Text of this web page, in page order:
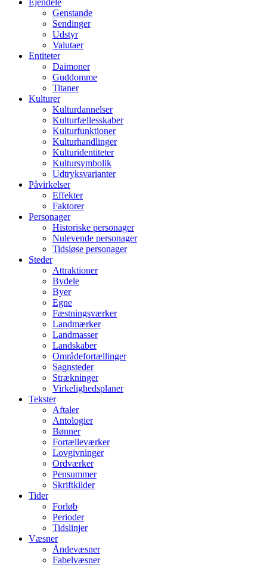
Ejendele
Genstande
Sendinger
Udstyr
Valutaer
Entiteter
Daimoner
Guddomme
Titaner
Kulturer
Kulturdannelser
Kulturfællesskaber
Kulturfunktioner
Kulturhandlinger
Kulturidentiteter
Kultursymbolik
Udtryksvarianter
Påvirkelser
Effekter
Faktorer
Personager
Historiske personager
Nulevende personager
Tidsløse personager
Steder
Attraktioner
Bydele
Byer
Egne
Fæstningsværker
Landmærker
Landmasser
Landskaber
Områdefortællinger
Sagnsteder
Strækninger
Virkelighedsplaner
Tekster
Aftaler
Antologier
Bønner
Fortælleværker
Lovgivninger
Ordværker
Pensummer
Skriftkilder
Tider
Forløb
Perioder
Tidslinjer
Væsner
Åndevæsner
Fabelvæsner